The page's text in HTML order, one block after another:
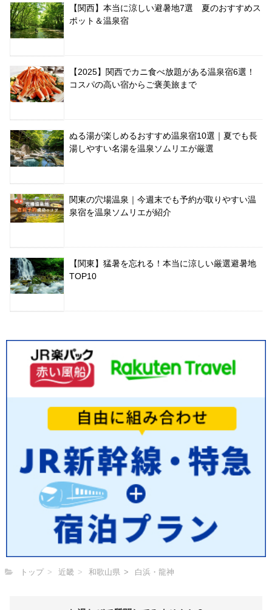
【関西】本当に涼しい避暑地7選 夏のおすすめス
ポット＆温泉宿
【2025】関西でカニ食べ放題がある温泉宿6選！
コスパの高い宿からご褒美旅まで
ぬる湯が楽しめるおすすめ温泉宿10選｜夏でも長
湯しやすい名湯を温泉ソムリエが厳選
関東の穴場温泉｜今週末でも予約が取りやすい温
泉宿を温泉ソムリエが紹介
【関東】猛暑を忘れる！本当に涼しい厳選避暑地
TOP10
トップ 近畿 和歌山県 白浜・龍神